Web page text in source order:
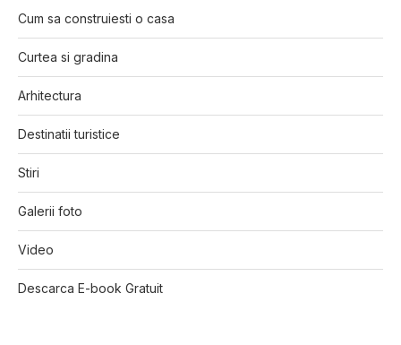
Cum sa construiesti o casa
Curtea si gradina
Arhitectura
Destinatii turistice
Stiri
Galerii foto
Video
Descarca E-book Gratuit